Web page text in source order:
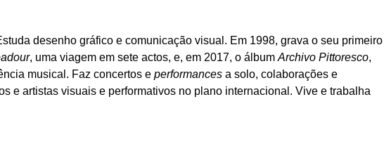
desenho gráfico e comunicação visual. Em 1998, grava o seu primeiro
, uma viagem em sete actos, e, em 2017, o álbumArchivo Pittoresco,
musical. Faz concertos eperformances a solo, colaborações e
e artistas visuais e performativos no plano internacional. Vive e trabalha